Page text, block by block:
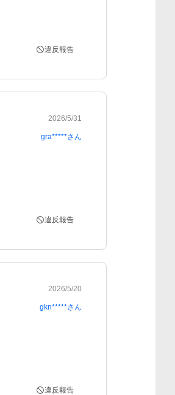
違反報告
2026/5/31
gra*****さん
違反報告
2026/5/20
gkn*****さん
違反報告